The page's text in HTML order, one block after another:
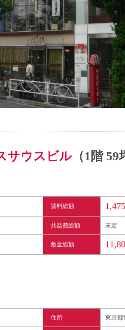
サウスビル （1階
賃料総額
共益費総額 未定
敷金総額
住所 東京都